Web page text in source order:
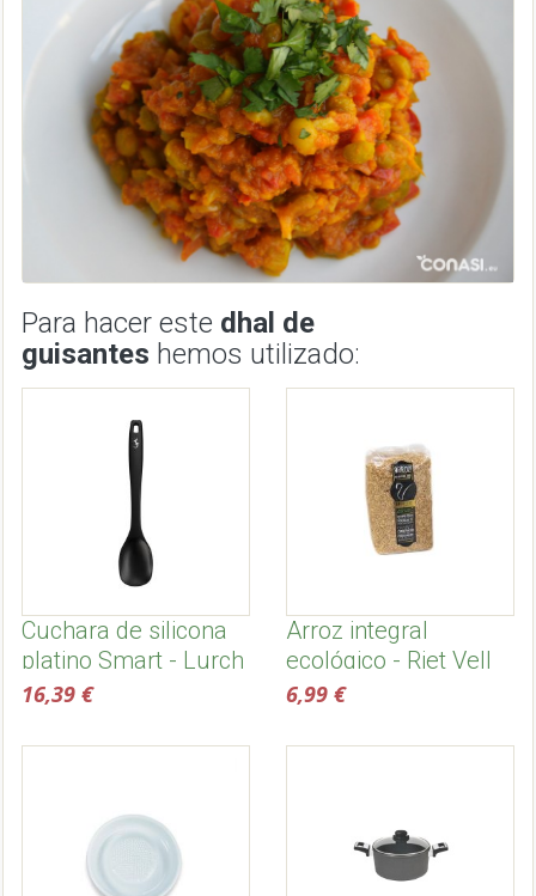
Para hacer este dhal de
guisantes hemos utilizado:
Cuchara de silicona
platino Smart - Lurch
16,39 €
Arroz integral
ecológico - Riet Vell
6,99 €